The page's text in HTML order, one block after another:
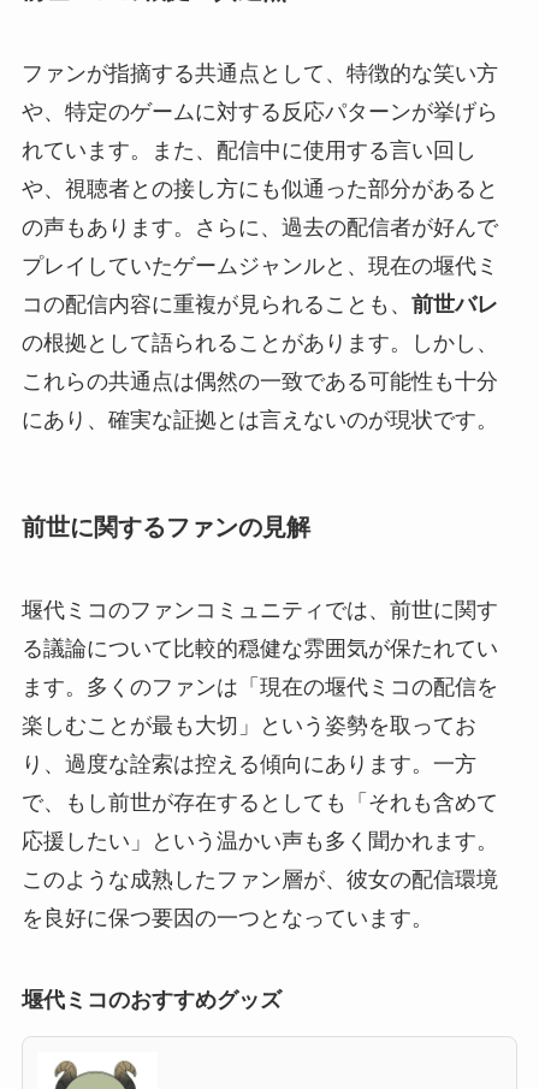
ファンが指摘する共通点として、特徴的な笑い方
や、特定のゲームに対する反応パターンが挙げら
れています。また、配信中に使用する言い回し
や、視聴者との接し方にも似通った部分があると
の声もあります。さらに、過去の配信者が好んで
プレイしていたゲームジャンルと、現在の堰代ミ
コの配信内容に重複が見られることも、 前世バレ
の根拠として語られることがあります。しかし、
これらの共通点は偶然の一致である可能性も十分
にあり、確実な証拠とは言えないのが現状です。
前世に関するファンの見解
堰代ミコのファンコミュニティでは、前世に関す
る議論について比較的穏健な雰囲気が保たれてい
ます。多くのファンは「現在の堰代ミコの配信を
楽しむことが最も大切」という姿勢を取ってお
り、過度な詮索は控える傾向にあります。一方
で、もし前世が存在するとしても「それも含めて
応援したい」という温かい声も多く聞かれます。
このような成熟したファン層が、彼女の配信環境
を良好に保つ要因の一つとなっています。
堰代ミコのおすすめグッズ